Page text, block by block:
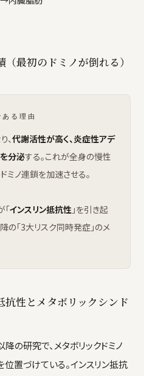
最初のドミノが倒れる）
る理由
、代謝活性が高く、炎症性アデ
を分泌する。これが全身の慢性
ミノ連鎖を加速させる。
「インスリン抵抗性 」を引き起
の「3大リスク同時発症」のメ
性とメタボリックシンド
の研究で、メタボリックドミノ
位置づけている。インスリン抵抗